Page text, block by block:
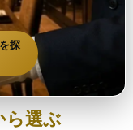
探
ら選ぶ